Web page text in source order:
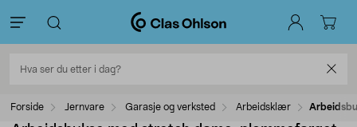
Forside Jernvare Garasje og verksted Arbeidsklær